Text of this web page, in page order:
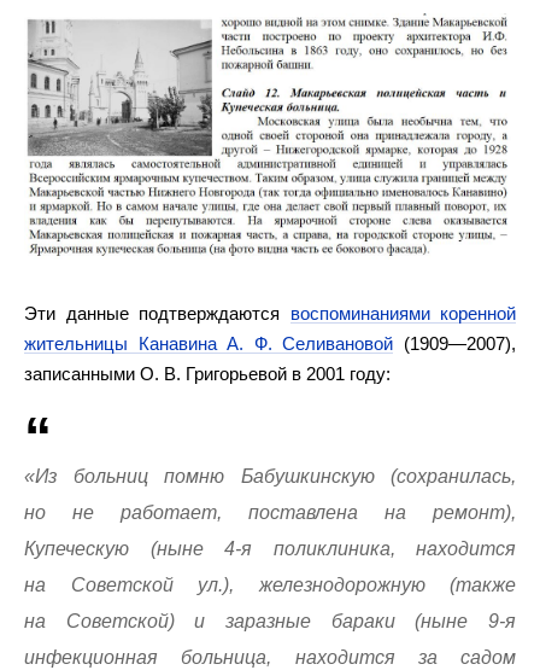
Эти данные подтверждаются воспоминаниями коренной
жительницы Канавина А. Ф. Селивановой (1909—2007),
записанными О. В. Григорьевой в 2001 году:
«Из больниц помню Бабушкинскую (сохранилась,
но не работает, поставлена на ремонт),
Купеческую (ныне 4-я поликлиника, находится
на Советской ул.), железнодорожную (также
на Советской) и заразные бараки (ныне 9-я
инфекционная больница, находится за садом